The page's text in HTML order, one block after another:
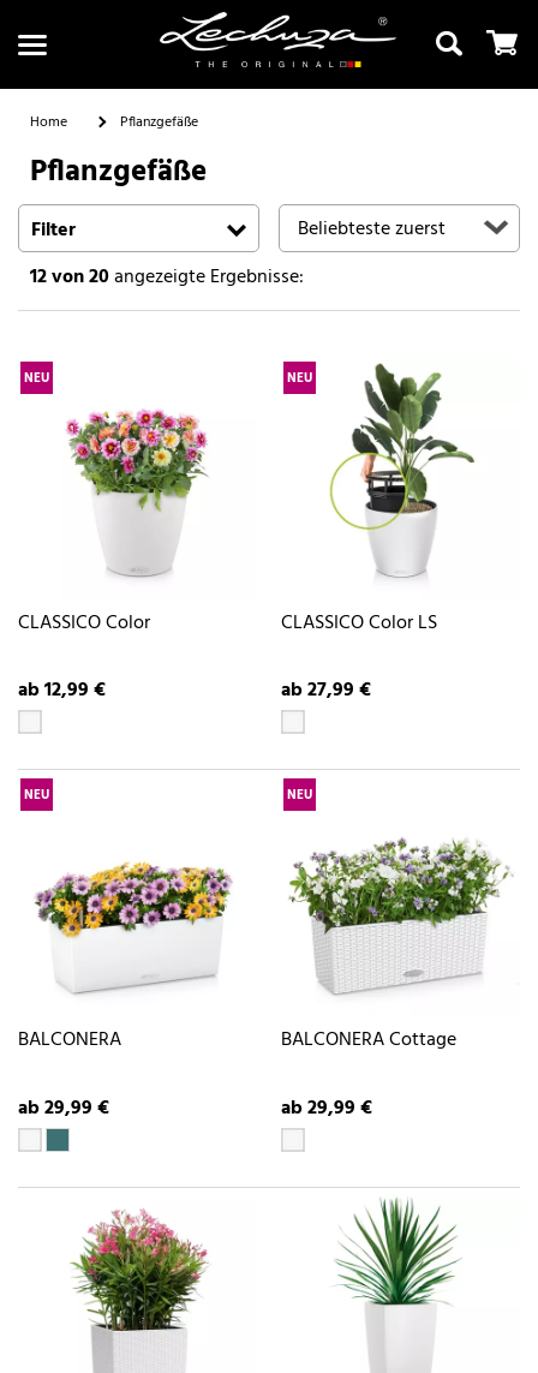
Suchen
Home Pflanzgefäße
Pflanzgefäße
Filter
12von 20angezeigte Ergebnisse:
NEU
CLASSICO Color
ab 12,99 €
NEU
CLASSICO Color LS
ab 27,99 €
NEU
BALCONERA
ab 29,99 €
NEU
BALCONERA Cottage
ab 29,99 €